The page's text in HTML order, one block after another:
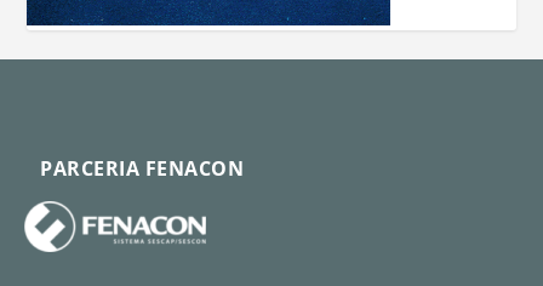
PARCERIA FENACON